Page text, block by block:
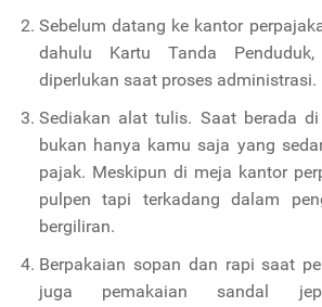
Sebelum datang ke kantor
dahulu Kartu Tanda
diperlukan saat proses administrasi.
Sediakan alat tulis. Saat berada
bukan hanya kamu saja yang
pajak. Meskipun di meja kantor
pulpen tapi terkadang dalam
bergiliran.
Berpakaian sopan dan rapi saat
juga pemakaian sandal